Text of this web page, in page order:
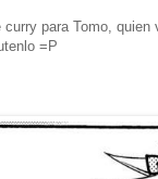
para Tomo,
=P